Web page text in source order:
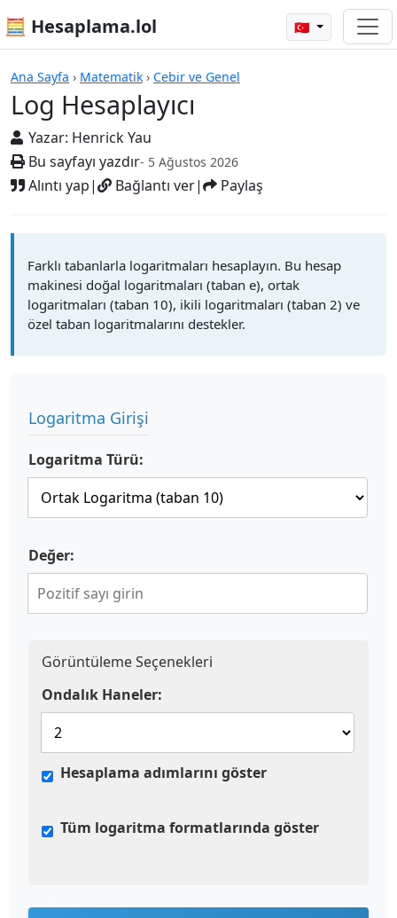
🧮 Hesaplama.lol 🇹🇷
Ana Sayfa › Matematik › Cebir ve Genel
Log Hesaplayıcı
Yazar: Henrick Yau
Bu sayfayı yazdır- 5 Ağustos 2026
Alıntı yap| Bağlantı ver| Paylaş
Hesap Makineleri
Farklı tabanlarla logaritmaları hesaplayın. Bu hesap
makinesi doğal logaritmaları (taban e), ortak
logaritmaları (taban 10), ikili logaritmaları (taban 2) ve
özel taban logaritmalarını destekler.
Logaritma Girişi
Logaritma Türü:
Değer:
Görüntüleme Seçenekleri
Ondalık Haneler:
Hesaplama adımlarını göster
Tüm logaritma formatlarında göster